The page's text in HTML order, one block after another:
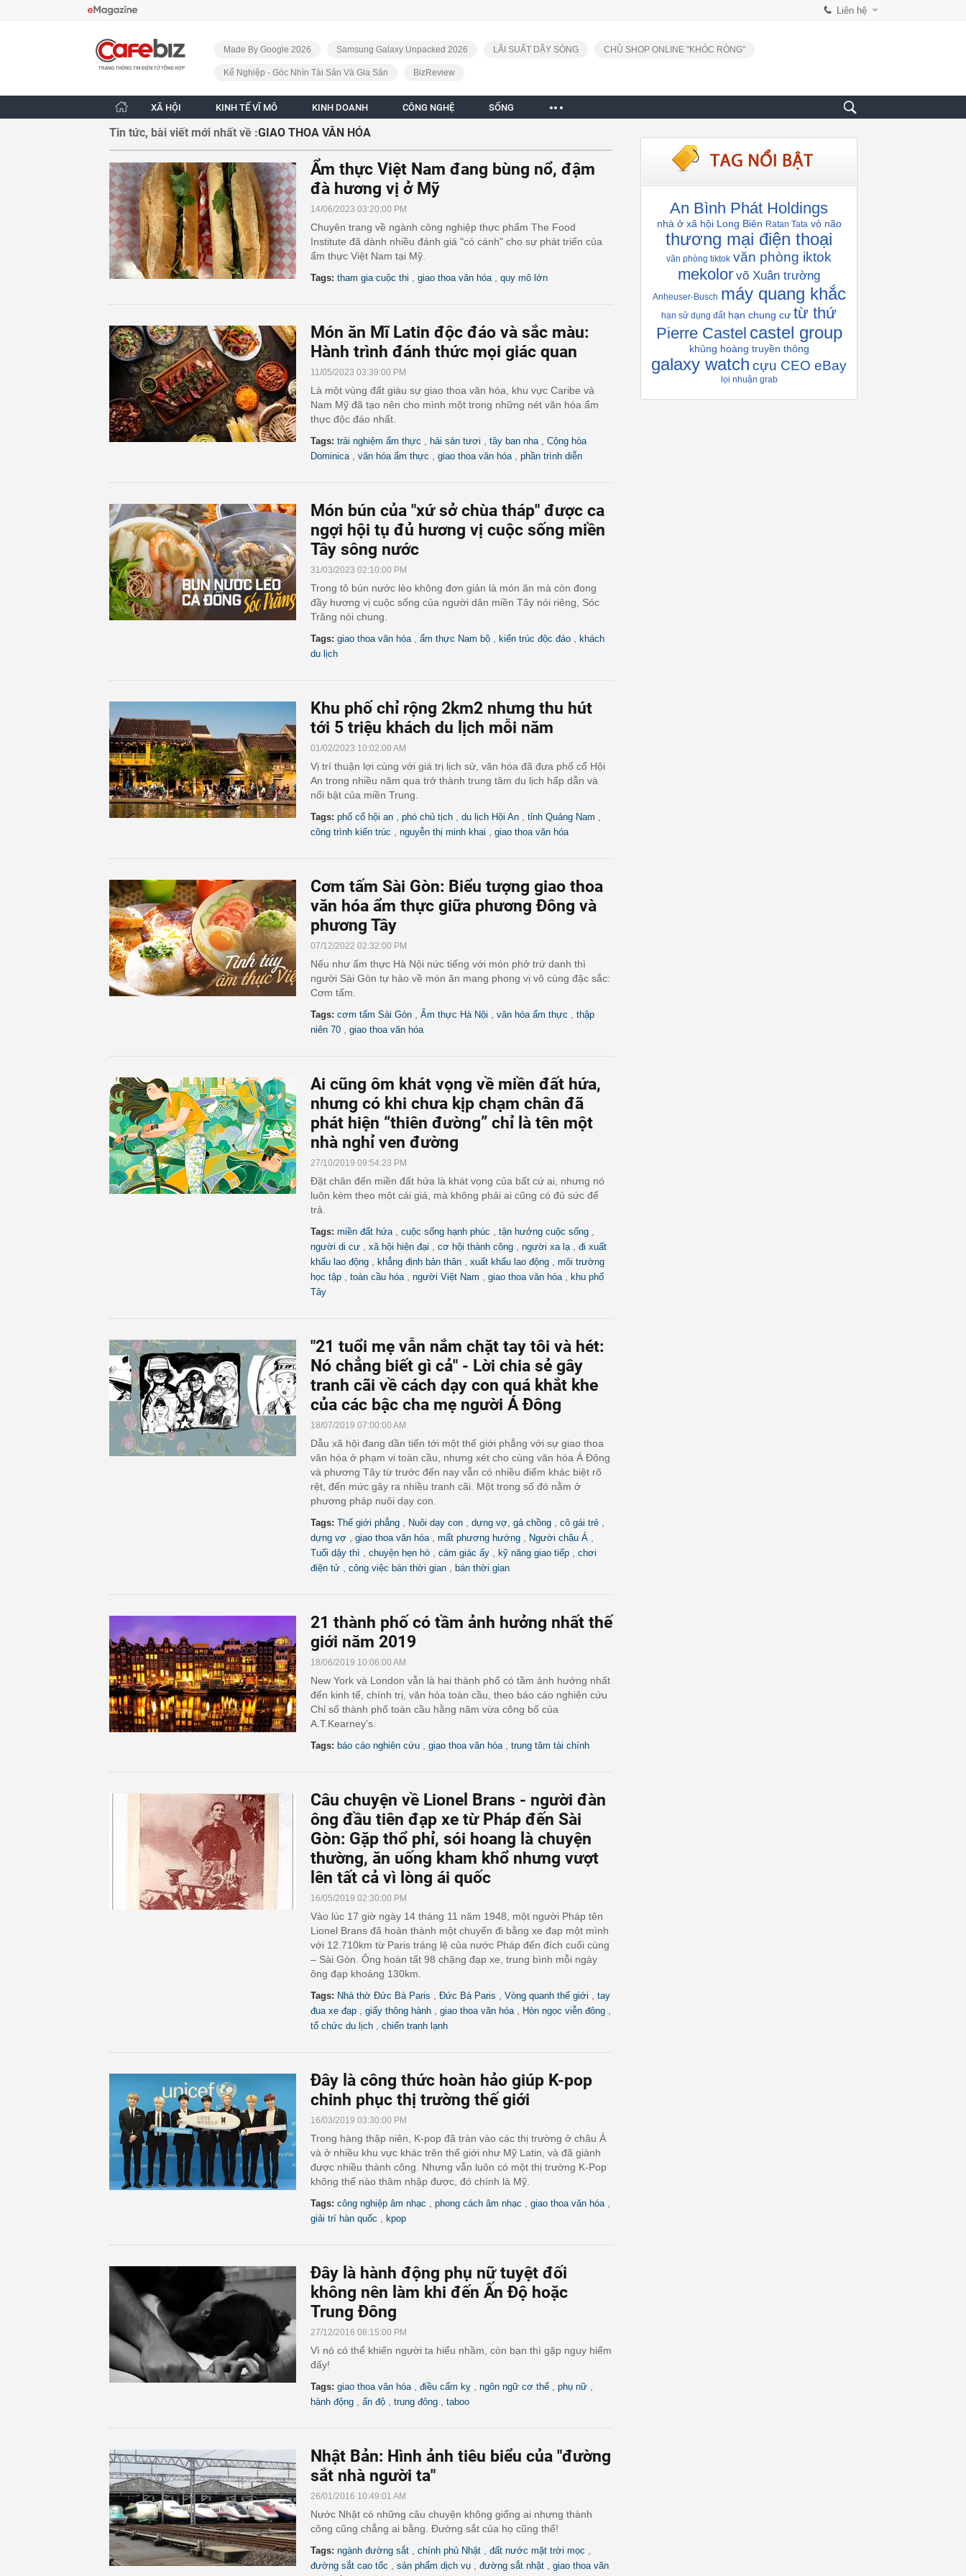
Liên hệ
CafeBiz - Trang chủ
Made By Google 2026
Samsung Galaxy Unpacked 2026 LÃI SUẤT DẬY SÓNG CHỦ SHOP ONLINE "KHÓC RÒNG"
Kế Nghiệp - Góc Nhìn Tài Sản Và Gia Sản BizReview
XÃ HỘI KINH TẾ VĨ MÔ KINH DOANH CÔNG NGHỆ SỐNG
Tin tức, bài viết mới nhất về :GIAO THOA VĂN HÓA
Ẩm thực Việt Nam đang bùng nổ, đậm
đà hương vị ở Mỹ
14/06/2023 03:20:00 PM
Chuyên trang về ngành công nghiệp thực phẩm The Food
Institute đã dành nhiều đánh giá "có cánh" cho sự phát triển của
ẩm thực Việt Nam tại Mỹ.
Tags: tham gia cuộc thi giao thoa văn hóa quy mô lớn
Món ăn Mĩ Latin độc đáo và sắc màu:
Hành trình đánh thức mọi giác quan
11/05/2023 03:39:00 PM
Là một vùng đất giàu sự giao thoa văn hóa, khu vực Caribe và
Nam Mỹ đã tạo nên cho mình một trong những nét văn hóa ẩm
thực độc đáo nhất.
Tags: trải nghiệm ẩm thực hải sản tươi tây ban nha
Cộng hòa
Dominica
văn hóa ẩm thực giao thoa văn hóa phần trình diễn
Món bún của "xứ sở chùa tháp" được ca
ngợi hội tụ đủ hương vị cuộc sống miền
Tây sông nước
31/03/2023 02:10:00 PM
Trong tô bún nước lèo không đơn giản là món ăn mà còn đong
đầy hương vị cuộc sống của người dân miền Tây nói riêng, Sóc
Trăng nói chung.
Tags: giao thoa văn hóa ẩm thực Nam bộ kiến trúc độc đáo
khách
du lịch
Khu phố chỉ rộng 2km2 nhưng thu hút
tới 5 triệu khách du lịch mỗi năm
01/02/2023 10:02:00 AM
Vị trí thuận lợi cùng với giá trị lịch sử, văn hóa đã đưa phố cổ Hội
An trong nhiều năm qua trở thành trung tâm du lịch hấp dẫn và
nổi bật của miền Trung.
Tags: phố cổ hội an phó chủ tịch du lịch Hội An tỉnh Quảng Nam
công trình kiến trúc nguyễn thị minh khai giao thoa văn hóa
Cơm tấm Sài Gòn: Biểu tượng giao thoa
văn hóa ẩm thực giữa phương Đông và
phương Tây
07/12/2022 02:32:00 PM
Nếu như ẩm thực Hà Nội nức tiếng với món phở trứ danh thì
người Sài Gòn tự hào về món ăn mang phong vị vô cùng đặc sắc:
Cơm tấm.
Tags: cơm tấm Sài Gòn Ẩm thực Hà Nội văn hóa ẩm thực
thập
niên 70
giao thoa văn hóa
Ai cũng ôm khát vọng về miền đất hứa,
nhưng có khi chưa kịp chạm chân đã
phát hiện “thiên đường” chỉ là tên một
nhà nghỉ ven đường
27/10/2019 09:54:23 PM
Đặt chân đến miền đất hứa là khát vọng của bất cứ ai, nhưng nó
luôn kèm theo một cái giá, mà không phải ai cũng có đủ sức để
trả.
Tags: miền đất hứa cuộc sống hạnh phúc tận hưởng cuộc sống
người di cư xã hội hiện đại cơ hội thành công người xa lạ
đi xuất
khẩu lao động
khẳng định bản thân xuất khẩu lao động
môi trường
học tập
toàn cầu hóa người Việt Nam giao thoa văn hóa
khu phố
Tây
"21 tuổi mẹ vẫn nắm chặt tay tôi và hét:
Nó chẳng biết gì cả" - Lời chia sẻ gây
tranh cãi về cách dạy con quá khắt khe
của các bậc cha mẹ người Á Đông
18/07/2019 07:00:00 AM
Dẫu xã hội đang dần tiến tới một thế giới phẳng với sự giao thoa
văn hóa ở phạm vi toàn cầu, nhưng xét cho cùng văn hóa Á Đông
và phương Tây từ trước đến nay vẫn có nhiều điểm khác biệt rõ
rệt, đến mức gây ra nhiều tranh cãi. Một trong số đó nằm ở
phương pháp nuôi dạy con.
Tags: Thế giới phẳng Nuôi dạy con dựng vợ, gả chồng cô gái trẻ
dựng vợ giao thoa văn hóa mất phương hướng Người châu Á
Tuổi dậy thì chuyện hẹn hò cảm giác ấy kỹ năng giao tiếp
chơi
điện tử
công việc bán thời gian bán thời gian
21 thành phố có tầm ảnh hưởng nhất thế
giới năm 2019
18/06/2019 10:06:00 AM
New York và London vẫn là hai thành phố có tầm ảnh hưởng nhất
đến kinh tế, chính trị, văn hóa toàn cầu, theo báo cáo nghiên cứu
Chỉ số thành phố toàn cầu hằng năm vừa công bố của
A.T.Kearney's.
Tags: báo cáo nghiên cứu giao thoa văn hóa trung tâm tài chính
Câu chuyện về Lionel Brans - người đàn
ông đầu tiên đạp xe từ Pháp đến Sài
Gòn: Gặp thổ phỉ, sói hoang là chuyện
thường, ăn uống kham khổ nhưng vượt
lên tất cả vì lòng ái quốc
16/05/2019 02:30:00 PM
Vào lúc 17 giờ ngày 14 tháng 11 năm 1948, một người Pháp tên
Lionel Brans đã hoàn thành một chuyến đi bằng xe đạp một mình
với 12.710km từ Paris tráng lệ của nước Pháp đến đích cuối cùng
– Sài Gòn. Ông hoàn tất 98 chặng đạp xe, trung bình mỗi ngày
ông đạp khoảng 130km.
Tags: Nhà thờ Đức Bà Paris Đức Bà Paris Vòng quanh thế giới
tay
đua xe đạp
giấy thông hành giao thoa văn hóa Hòn ngọc viễn đông
tổ chức du lịch chiến tranh lạnh
Đây là công thức hoàn hảo giúp K-pop
chinh phục thị trường thế giới
16/03/2019 03:30:00 PM
Trong hàng thập niên, K-pop đã tràn vào các thị trường ở châu Á
và ở nhiều khu vực khác trên thế giới như Mỹ Latin, và đã giành
được nhiều thành công. Nhưng vẫn luôn có một thị trường K-Pop
không thể nào thâm nhập được, đó chính là Mỹ.
Tags: công nghiệp âm nhạc phong cách âm nhạc giao thoa văn hóa
giải trí hàn quốc kpop
Đây là hành động phụ nữ tuyệt đối
không nên làm khi đến Ấn Độ hoặc
Trung Đông
27/12/2016 08:15:00 PM
Vì nó có thể khiến người ta hiểu nhầm, còn bạn thì gặp nguy hiểm
đấy!
Tags: giao thoa văn hóa điều cấm kỵ ngôn ngữ cơ thể phụ nữ
hành động ấn độ trung đông taboo
Nhật Bản: Hình ảnh tiêu biểu của "đường
sắt nhà người ta"
26/01/2016 10:49:01 AM
Nước Nhật có những câu chuyện không giống ai nhưng thành
công cũng chẳng ai bằng. Đường sắt của họ cũng thế!
Tags: ngành đường sắt chính phủ Nhật đất nước mặt trời mọc
đường sắt cao tốc sản phẩm dịch vụ đường sắt nhật
giao thoa văn
An Bình Phát Holdings
nhà ở xã hội Long Biên Ratan Tata vỏ não
thương mại điện thoại
văn phòng tiktok văn phòng iktok
mekolor võ Xuân trường
Anheuser-Busch máy quang khắc
hạn sử dụng đất hạn chung cư từ thứ
Pierre Castel castel group
khủng hoàng truyền thông
galaxy watch cựu CEO eBay
lọi nhuận grab